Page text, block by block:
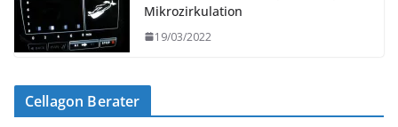
Mikrozirkulation
19/03/2022
Cellagon Berater